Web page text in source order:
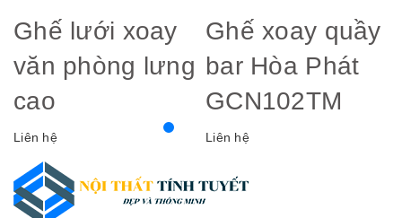
Ghế lưới xoay
văn phòng lưng
cao
Liên hệ
Ghế xoay quầy
bar Hòa Phát
GCN102TM
Liên hệ